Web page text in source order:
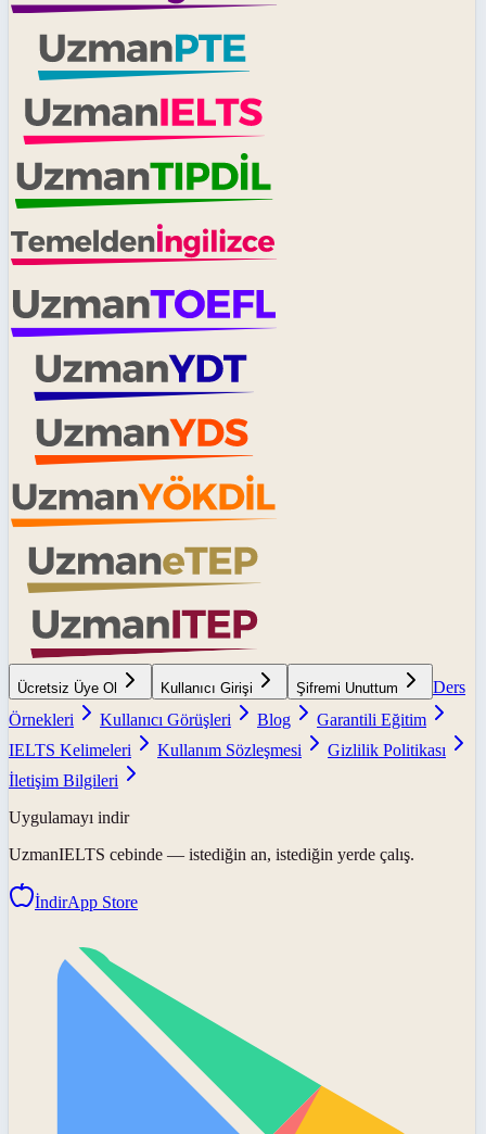
Ücretsiz Üye Ol Kullanıcı Girişi Şifremi Unuttum
Ders
Örnekleri
Kullanıcı Görüşleri Blog
Garantili Eğitim
IELTS Kelimeleri
Kullanım Sözleşmesi
Gizlilik Politikası
İletişim Bilgileri
Uygulamayı indir
UzmanIELTS cebinde — istediğin an, istediğin yerde çalış.
İndirApp Store